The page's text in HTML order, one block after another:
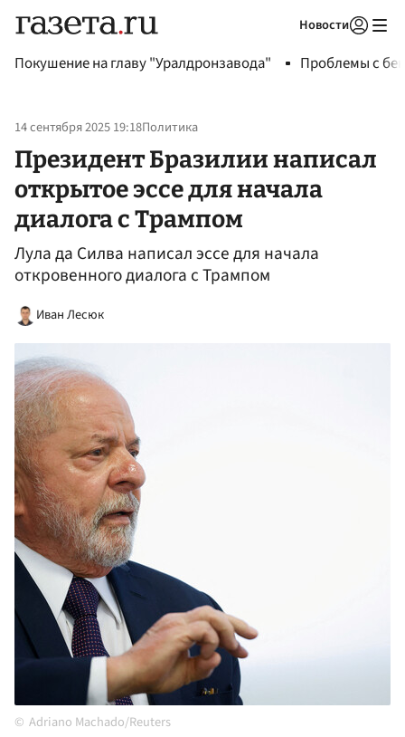
Новости
Покушение на главу "Уралдронзавода" Проблемы с
14 сентября 2025 19:18Политика
Президент Бразилии написал
открытое эссе для начала
диалога с Трампом
Лула да Силва написал эссе для начала
откровенного диалога с Трампом
Иван Лесюк
Adriano Machado/Reuters